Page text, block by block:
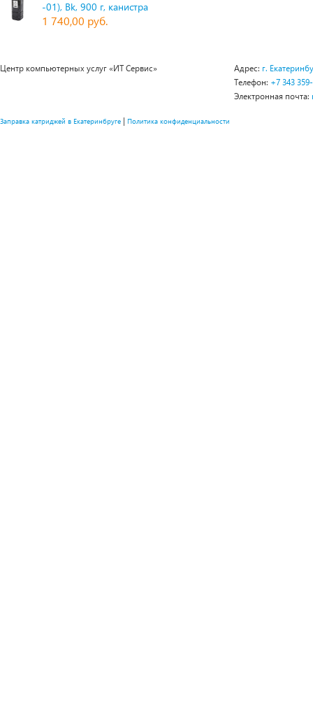
-01), Bk, 900 г, канистра
1 740,00 руб.
Центр компьютерных услуг «ИТ Сервис» Адрес: г.
Телефон: +7 343
Электронная почта:
Заправка катриджей в Екатеринбруге | Политика конфиденциальности